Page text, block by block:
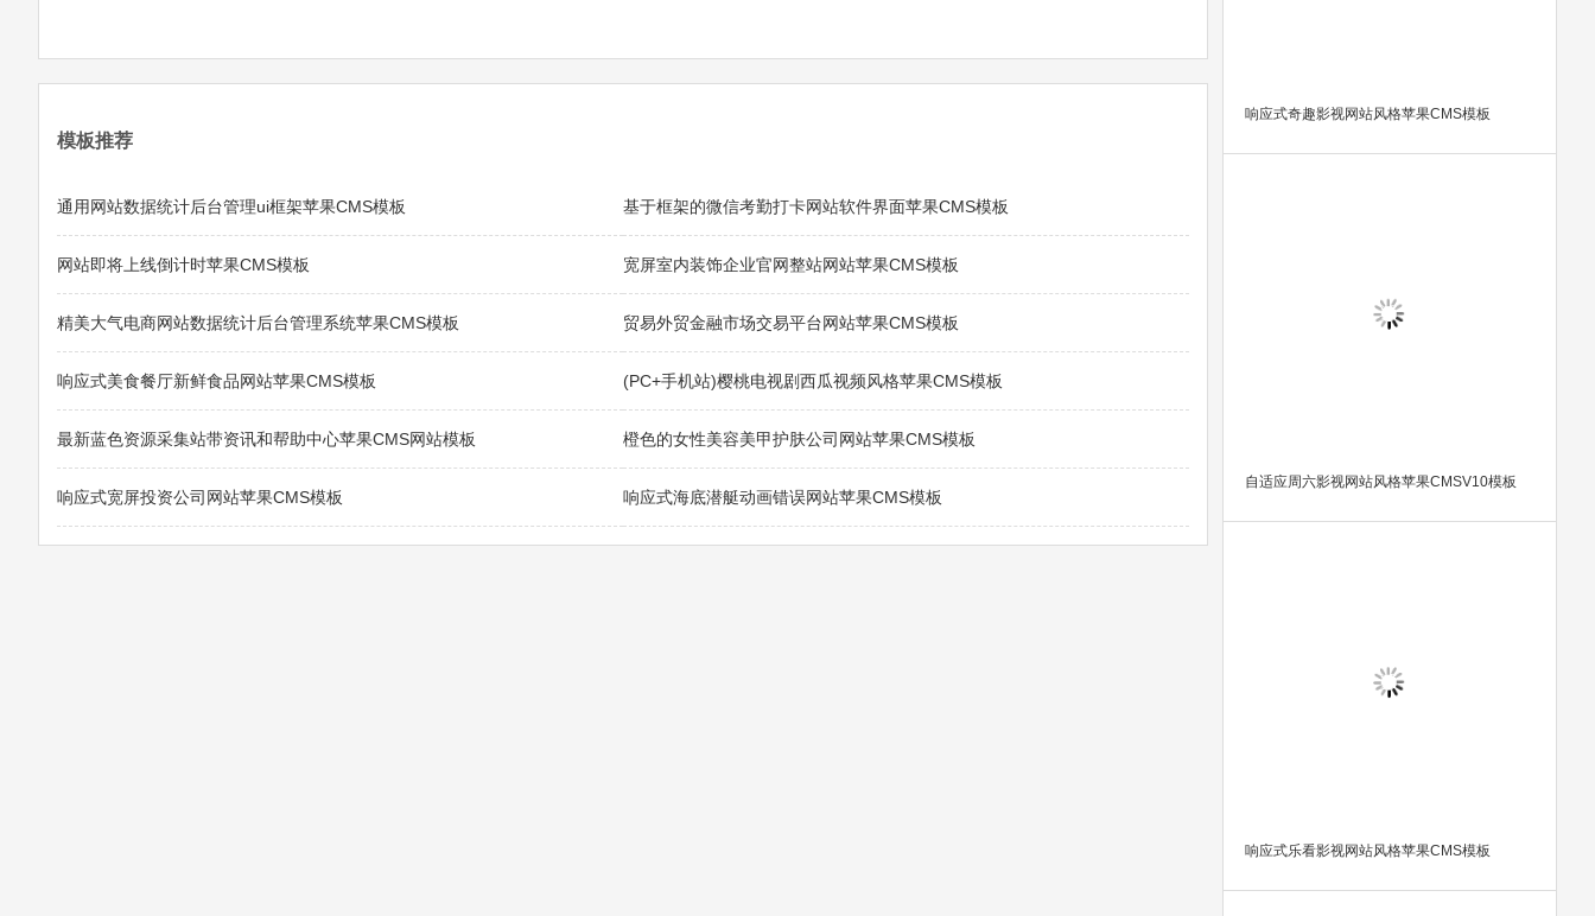
模板推荐
通用网站数据统计后台管理ui框架苹果CMS模板 基于框架的微信考勤打卡网站软件界面苹果CMS模板
网站即将上线倒计时苹果CMS模板 宽屏室内装饰企业官网整站网站苹果CMS模板
精美大气电商网站数据统计后台管理系统苹果CMS模板 贸易外贸金融市场交易平台网站苹果CMS模板
响应式美食餐厅新鲜食品网站苹果CMS模板 (PC+手机站)樱桃电视剧西瓜视频风格苹果CMS模板
最新蓝色资源采集站带资讯和帮助中心苹果CMS网站模板 橙色的女性美容美甲护肤公司网站苹果CMS模板
响应式宽屏投资公司网站苹果CMS模板 响应式海底潜艇动画错误网站苹果CMS模板
响应式奇趣影视网站风格苹果CMS模板
自适应周六影视网站风格苹果CMSV10模板
响应式乐看影视网站风格苹果CMS模板